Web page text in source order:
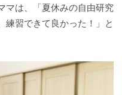
マは、「夏休みの自由研究
練習できて良かった！」と